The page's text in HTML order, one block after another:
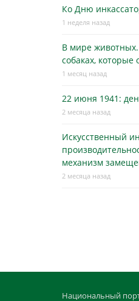
Ко Дню
1 неделя назад
В мире
собаках,
1 месяц назад
22 июня 1941:
2 месяца назад
Искусственный
механизм
2 месяца назад
Национальный